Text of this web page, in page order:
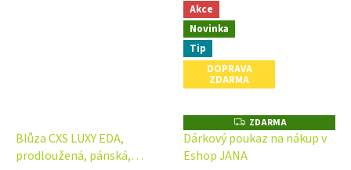
Blůza CXS LUXY EDA,
prodloužená, pánská,
Akce
Novinka
Tip
DOPRAVA
ZDARMA
Z
D
A
R
ZDARMA
Dárkový poukaz na nákup v
Eshop JANA